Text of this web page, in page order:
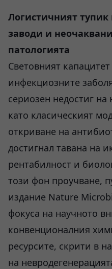
Логистичният
заводи и
патологията
Световният
инфекциозните
сериозен недостиг
като класическият
откриване на
достигнал тавана на
рентабилност и
този фон проучване,
издание Nature
фокуса на научното
конвенционалния
ресурсите, скрити в
на